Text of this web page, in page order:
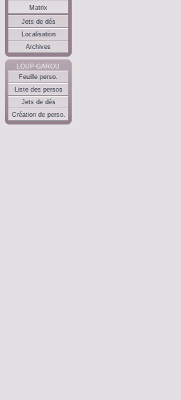
Matrix
Jets de dés
Localisation
Archives
LOUP-GAROU
Feuille perso.
Liste des persos
Jets de dés
Création de perso.